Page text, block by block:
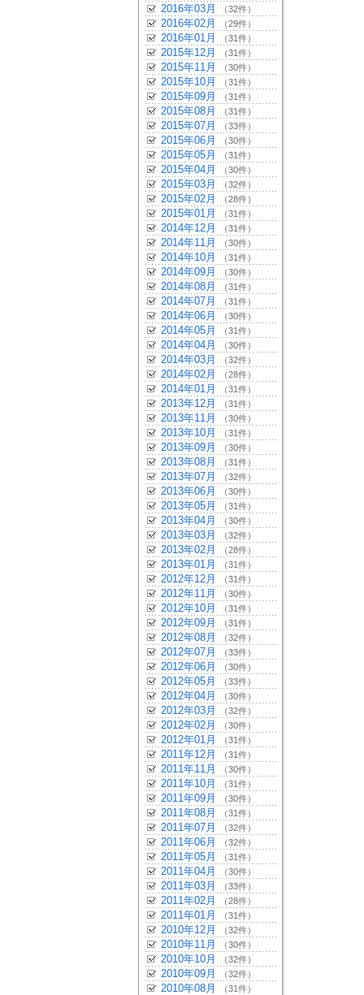
2016年03月 （32件）
2016年02月 （29件）
2016年01月 （31件）
2015年12月 （31件）
2015年11月 （30件）
2015年10月 （31件）
2015年09月 （31件）
2015年08月 （31件）
2015年07月 （33件）
2015年06月 （30件）
2015年05月 （31件）
2015年04月 （30件）
2015年03月 （32件）
2015年02月 （28件）
2015年01月 （31件）
2014年12月 （31件）
2014年11月 （30件）
2014年10月 （31件）
2014年09月 （30件）
2014年08月 （31件）
2014年07月 （31件）
2014年06月 （30件）
2014年05月 （31件）
2014年04月 （30件）
2014年03月 （32件）
2014年02月 （28件）
2014年01月 （31件）
2013年12月 （31件）
2013年11月 （30件）
2013年10月 （31件）
2013年09月 （30件）
2013年08月 （31件）
2013年07月 （32件）
2013年06月 （30件）
2013年05月 （31件）
2013年04月 （30件）
2013年03月 （32件）
2013年02月 （28件）
2013年01月 （31件）
2012年12月 （31件）
2012年11月 （30件）
2012年10月 （31件）
2012年09月 （31件）
2012年08月 （32件）
2012年07月 （33件）
2012年06月 （30件）
2012年05月 （33件）
2012年04月 （30件）
2012年03月 （32件）
2012年02月 （30件）
2012年01月 （31件）
2011年12月 （31件）
2011年11月 （30件）
2011年10月 （31件）
2011年09月 （30件）
2011年08月 （31件）
2011年07月 （32件）
2011年06月 （32件）
2011年05月 （31件）
2011年04月 （30件）
2011年03月 （33件）
2011年02月 （28件）
2011年01月 （31件）
2010年12月 （32件）
2010年11月 （30件）
2010年10月 （32件）
2010年09月 （32件）
2010年08月 （31件）